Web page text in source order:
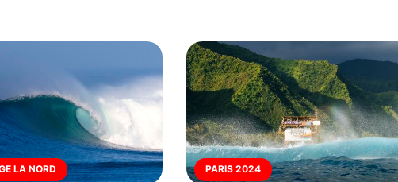
LA NORD PARIS 2024